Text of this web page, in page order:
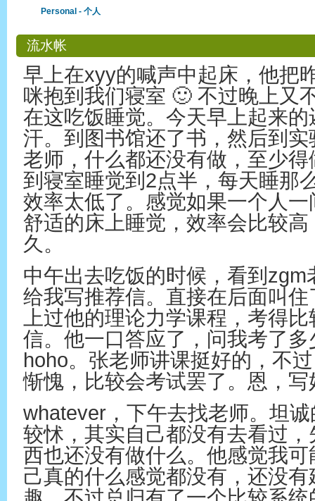
Personal - 个人
流水帐
早上在xyy的喊声中起床，他把
咪抱到我们寝室 🙂 不过晚上又
在这吃饭睡觉。今天早上起来
汗。到图书馆还了书，然后到
老师，什么都还没有做，至少
到寝室睡觉到2点半，每天睡那
效率太低了。感觉如果一个人
舒适的床上睡觉，效率会比较
久。
中午出去吃饭的时候，看到
给我写推荐信。直接在后面叫
上过他的理论力学课程，考得
信。他一口答应了，问我考了
hoho。张老师讲课挺好的，不
惭愧，比较会考试罢了。恩，
whatever，下午去找老师。坦
较怵，其实自己都没有去看过
西也还没有做什么。他感觉我
己真的什么感觉都没有，还没